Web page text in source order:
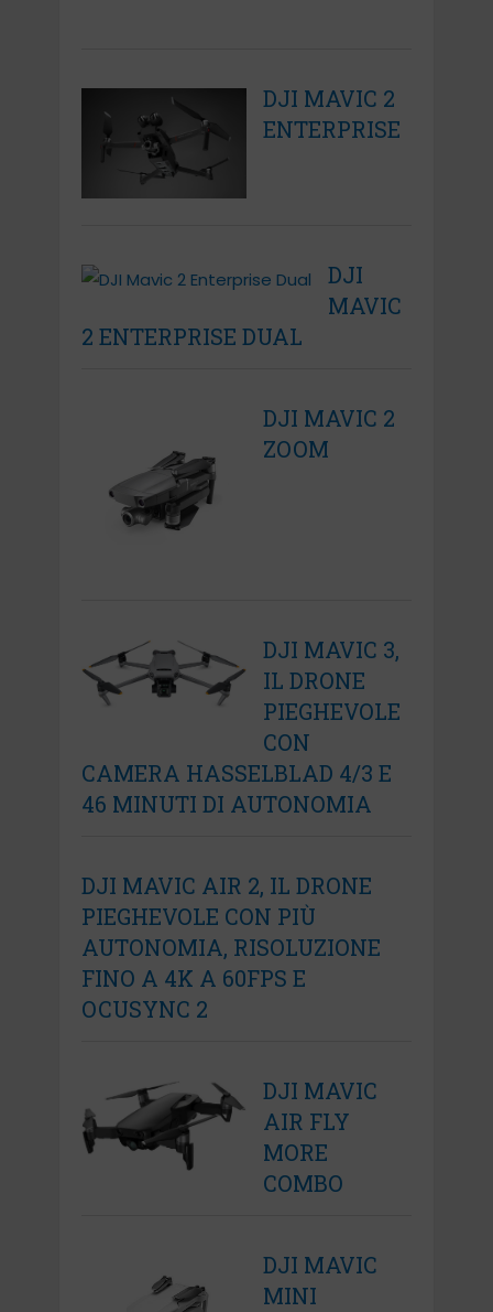
DJI MAVIC 2
ENTERPRISE
DJI
MAVIC
2 ENTERPRISE DUAL
DJI MAVIC 2
ZOOM
DJI MAVIC 3,
IL DRONE
PIEGHEVOLE
CON
CAMERA HASSELBLAD 4/3 E
46 MINUTI DI AUTONOMIA
DJI MAVIC AIR 2, IL DRONE
PIEGHEVOLE CON PIÙ
AUTONOMIA, RISOLUZIONE
FINO A 4K A 60FPS E
OCUSYNC 2
DJI MAVIC
AIR FLY
MORE
COMBO
DJI MAVIC
MINI